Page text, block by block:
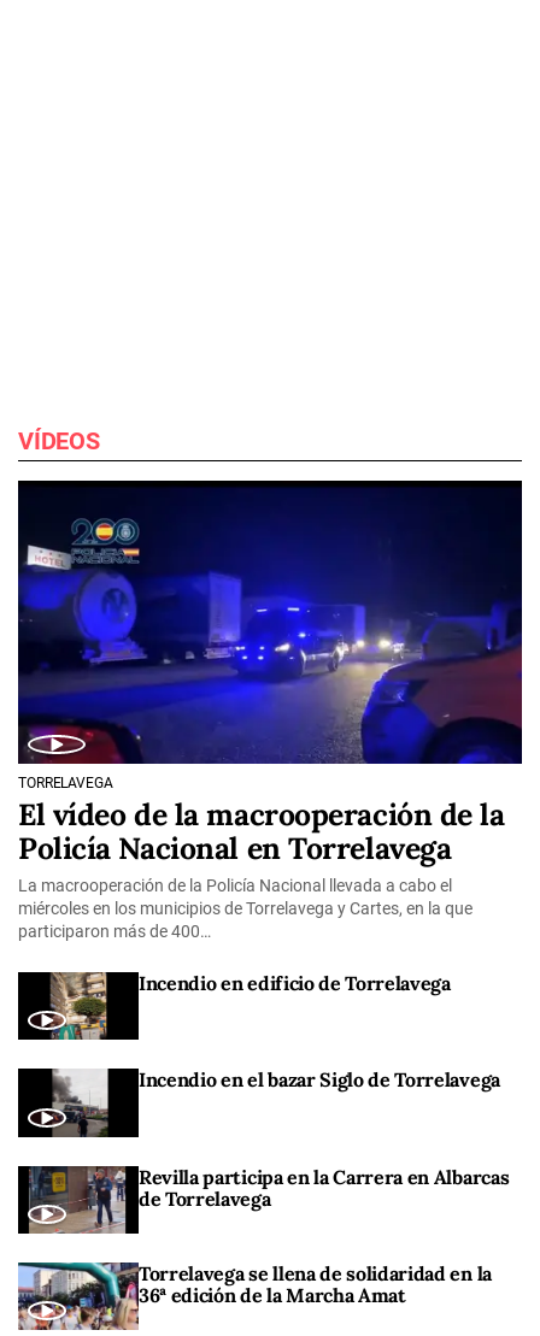
VÍDEOS
TORRELAVEGA
El vídeo de la macrooperación de la
Policía Nacional en Torrelavega
La macrooperación de la Policía Nacional llevada a cabo el
miércoles en los municipios de Torrelavega y Cartes, en la que
participaron más de 400…
Incendio en edificio de Torrelavega
Incendio en el bazar Siglo de Torrelavega
Revilla participa en la Carrera en Albarcas
de Torrelavega
Torrelavega se llena de solidaridad en la
36ª edición de la Marcha Amat